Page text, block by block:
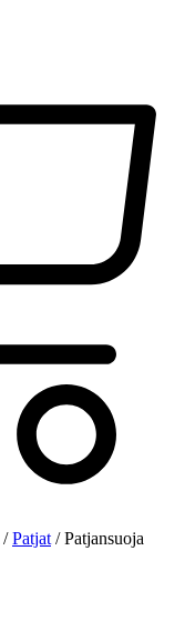
/Patjat / Patjansuoja